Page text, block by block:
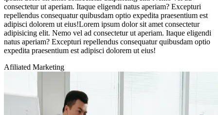
consectetur ut aperiam. Itaque eligendi natus aperiam? Excepturi
repellendus consequatur quibusdam optio expedita praesentium est
adipisci dolorem ut eius!Lorem ipsum dolor sit amet consectetur
adipisicing elit. Nemo vel ad consectetur ut aperiam. Itaque eligendi
natus aperiam? Excepturi repellendus consequatur quibusdam optio
expedita praesentium est adipisci dolorem ut eius!
Afiliated Marketing